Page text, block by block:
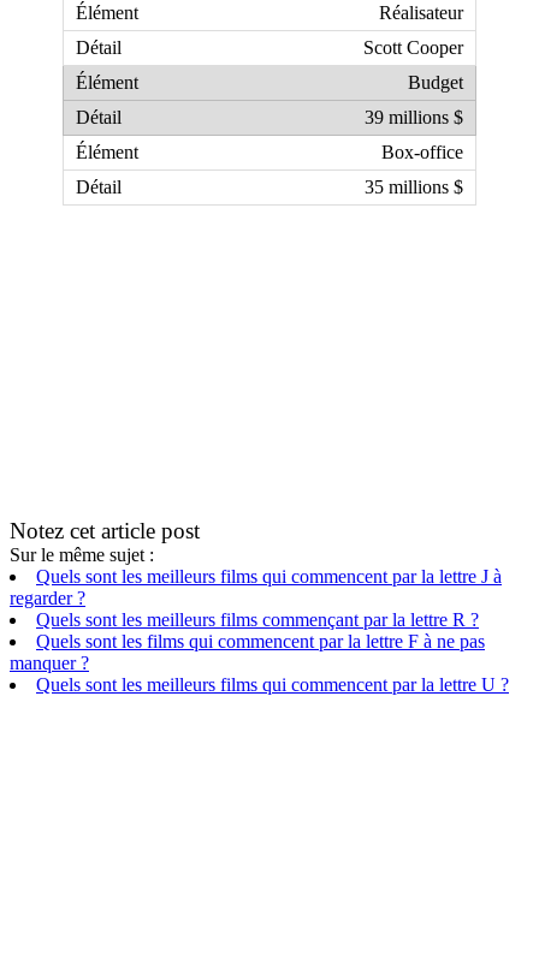
Réalisateur
Scott Cooper
Budget
39 millions $
Box-office
35 millions $
Notez cet article post
Sur le même sujet :
Quels sont les meilleurs films qui commencent par la lettre J à
regarder ?
Quels sont les meilleurs films commençant par la lettre R ?
Quels sont les films qui commencent par la lettre F à ne pas
manquer ?
Quels sont les meilleurs films qui commencent par la lettre U ?